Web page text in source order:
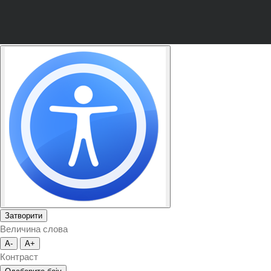
Затворити
Величина слова
A- A+
Контраст